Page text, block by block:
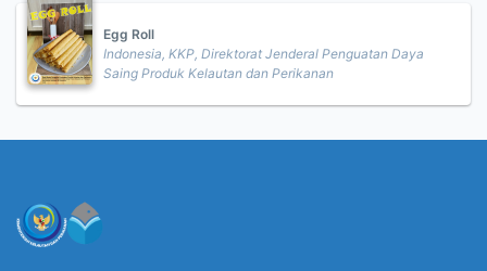
Egg Roll
Indonesia, KKP, Direktorat Jenderal Penguatan Daya
Saing Produk Kelautan dan Perikanan